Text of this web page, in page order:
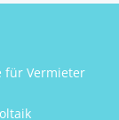
für Vermieter